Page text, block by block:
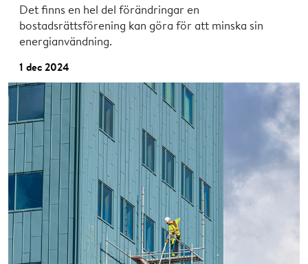
Det finns en hel del förändringar en
bostadsrättsförening kan göra för att minska sin
energianvändning.
1 dec 2024